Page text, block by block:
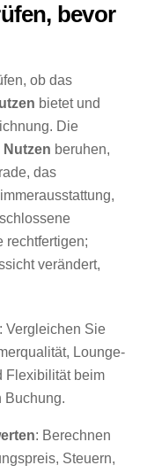
bevor
ob das
bietet und
Die
Nutzen beruhen,
das
rechtfertigen;
verändert,
: Vergleichen Sie
Lounge-
Flexibilität beim
Buchung.
: Berechnen
Steuern,